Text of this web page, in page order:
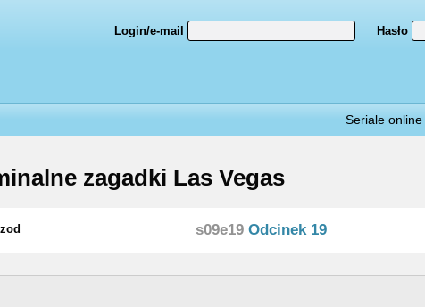
Login/e-mail Hasło
Seriale online
zagadki Las Vegas
s09e19Odcinek 19